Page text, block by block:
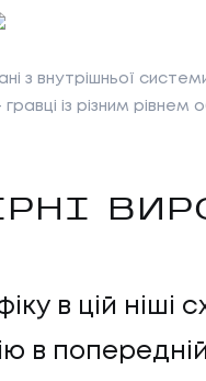
з внутрішньої
із різним рівнем
в цій ніші
в